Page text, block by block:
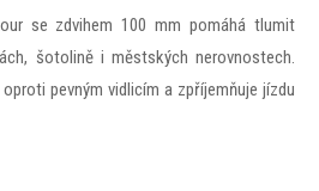
se zdvihem 100 mm pomáhá tlumit
šotolině i městských nerovnostech.
pevným vidlicím a zpříjemňuje jízdu